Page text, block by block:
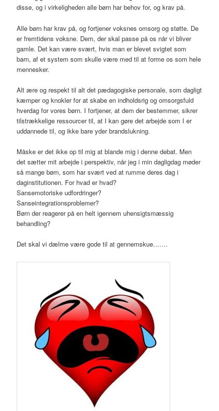
disse, og i virkeligheden alle børn har behov for, og krav på.
Alle børn har krav på, og fortjener voksnes omsorg og støtte. De
er fremtidens voksne. Dem, der skal passe på os når vi bliver
gamle. Det kan være svært, hvis man er blevet svigtet som
barn, af et system som skulle være med til at forme os som hele
mennesker.
Alt ære og respekt til alt det pædagogiske personale, som dagligt
kæmper og knokler for at skabe en indholdsrig og omsorgsfuld
hverdag for vores børn. I fortjener, at dem der bestemmer, sikrer
tilstrækkelige ressourcer til, at I kan gøre det arbejde som I er
uddannede til, og ikke bare yder brandslukning.
Måske er det ikke op til mig at blande mig i denne debat. Men
det sætter mit arbejde i perspektiv, når jeg i min dagligdag møder
så mange børn, som har svært ved at rumme deres dag i
daginstitutionen. For hvad er hvad?
Sansemotoriske udfordringer?
Sanseintegrationsproblemer?
Børn der reagerer på en helt igennem uhensigtsmæssig
behandling?
Det skal vi dælme være gode til at gennemskue…….